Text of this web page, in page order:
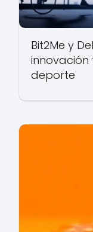
Bit2Me y
innovación
deporte